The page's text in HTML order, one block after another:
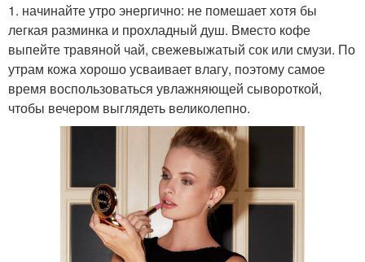
1. начинайте утро энергично: не помешает хотя бы
легкая разминка и прохладный душ. Вместо кофе
выпейте травяной чай, свежевыжатый сок или смузи. По
утрам кожа хорошо усваивает влагу, поэтому самое
время воспользоваться увлажняющей сывороткой,
чтобы вечером выглядеть великолепно.